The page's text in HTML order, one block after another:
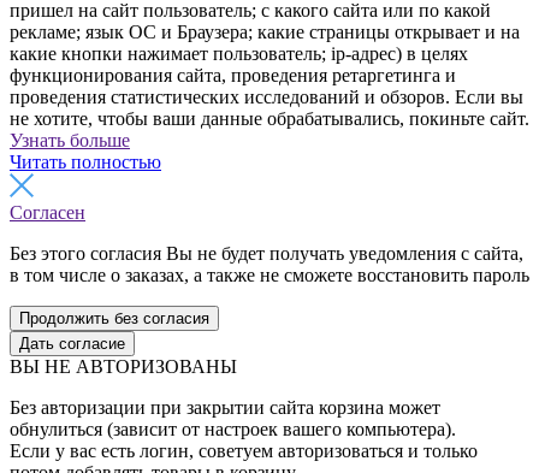
пришел на сайт пользователь; с какого сайта или по какой
рекламе; язык ОС и Браузера; какие страницы открывает и на
какие кнопки нажимает пользователь; ip-адрес) в целях
функционирования сайта, проведения ретаргетинга и
проведения статистических исследований и обзоров. Если вы
не хотите, чтобы ваши данные обрабатывались, покиньте сайт.
Узнать больше
Читать полностью
Согласен
Без этого согласия Вы не будет получать уведомления с сайта,
в том числе о заказах, а также не сможете восстановить пароль
Продолжить без согласия
Дать согласие
ВЫ НЕ АВТОРИЗОВАНЫ
Без авторизации при закрытии сайта корзина может
обнулиться (зависит от настроек вашего компьютера).
Если у вас есть логин, советуем авторизоваться и только